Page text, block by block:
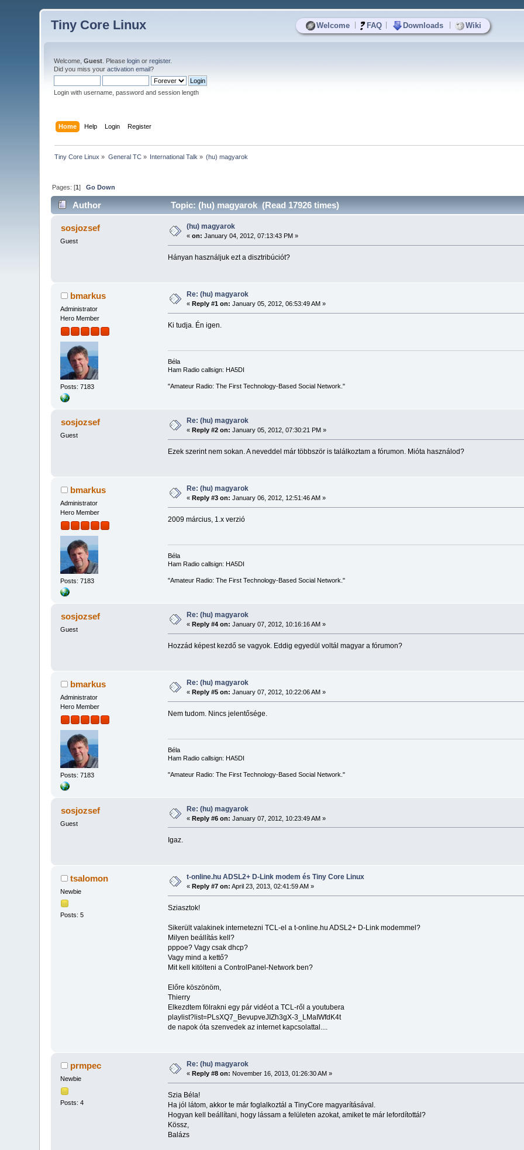
Welcome FAQ Downloads Wiki
Tiny Core Linux
Welcome,Guest . Pleaselogin orregister.
Did you miss youractivation email?
Login with username, password and session length
Home Help Login Register
Tiny Core Linux » General TC» International Talk » (hu) magyarok
Pages: [1]Go Down
Author Topic: (hu) magyarok (Read 17926 times)
sosjozsef
Guest
(hu) magyarok
«on: January 04, 2012, 07:13:43 PM »
Hányan használjuk ezt a disztribúciót?
bmarkus
Administrator
Hero Member
Posts: 7183
Re: (hu) magyarok
« Reply #1 on: January 05, 2012, 06:53:49 AM »
Ki tudja. Én igen.
Béla
Ham Radio callsign: HA5DI
"Amateur Radio: The First Technology-Based Social Network."
sosjozsef
Guest
Re: (hu) magyarok
« Reply #2 on: January 05, 2012, 07:30:21 PM »
Ezek szerint nem sokan. A neveddel már többször is találkoztam a fórumon. Mióta használod?
bmarkus
Administrator
Hero Member
Posts: 7183
Re: (hu) magyarok
« Reply #3 on: January 06, 2012, 12:51:46 AM »
2009 március, 1.x verzió
Béla
Ham Radio callsign: HA5DI
"Amateur Radio: The First Technology-Based Social Network."
sosjozsef
Guest
Re: (hu) magyarok
«Reply #4 on: January 07, 2012, 10:16:16 AM »
Hozzád képest kezdő se vagyok. Eddig egyedül voltál magyar a fórumon?
bmarkus
Administrator
Hero Member
Posts: 7183
Re: (hu) magyarok
« Reply #5 on: January 07, 2012, 10:22:06 AM »
Nem tudom. Nincs jelentősége.
Béla
Ham Radio callsign: HA5DI
"Amateur Radio: The First Technology-Based Social Network."
sosjozsef
Guest
Re: (hu) magyarok
«Reply #6 on: January 07, 2012, 10:23:49 AM »
Igaz.
tsalomon
Newbie
Posts: 5
t-online.hu ADSL2+ D-Link modem és Tiny Core Linux
«Reply #7 on: April 23, 2013, 02:41:59 AM »
Sziasztok!
Sikerült valakinek internetezni TCL-el a t-online.hu ADSL2+ D-Link modemmel?
Milyen beállítás kell?
pppoe? Vagy csak dhcp?
Vagy mind a kettő?
Mit kell kitölteni a ControlPanel-Network ben?
Előre köszönöm,
Thierry
Elkezdtem fölrakni egy pár vidéot a TCL-ről a youtubera
playlist?list=PLsXQ7_BevupveJIZh3gX-3_LMaIWfdK4t
de napok óta szenvedek az internet kapcsolattal....
prmpec
Newbie
Posts: 4
Re: (hu) magyarok
« Reply #8 on: November 16, 2013, 01:26:30 AM »
Szia Béla!
Ha jól látom, akkor te már foglalkoztál a TinyCore magyarításával.
Hogyan kell beállítani, hogy lássam a felületen azokat, amiket te már lefordítottál?
Kössz,
Balázs